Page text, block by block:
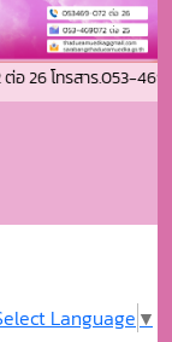
โทรสาร.053-
Language ▼